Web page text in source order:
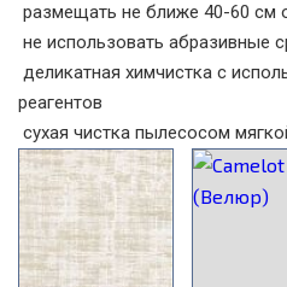
размещать не ближе 40-60 см
не использовать абразивные
деликатная химчистка с
реагентов
сухая чистка пылесосом